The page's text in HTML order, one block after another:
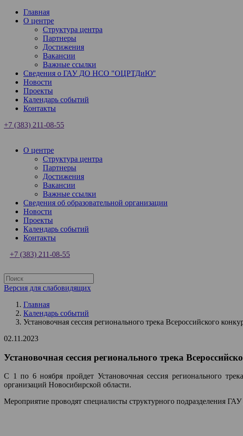
Главная
О центре
Структура центра
Партнеры
Достижения
Вакансии
Важные ссылки
Сведения о ГАУ ДО НСО "ОЦРТДиЮ"
Новости
Проекты
Календарь событий
Контакты
+7 (383) 211-08-55
О центре
Структура центра
Партнеры
Достижения
Вакансии
Важные ссылки
Сведения об образовательной организации
Новости
Проекты
Календарь событий
Контакты
+7 (383) 211-08-55
Версия для слабовидящих
Главная
Календарь событий
Установочная сессия регионального трека Всероссийского
02.11.2023
Установочная сессия регионального трека
С 1 по 6 ноября пройдет Установочная сессия регионального
организаций Новосибирской области.
Мероприятие проводят специалисты структурного подразделения